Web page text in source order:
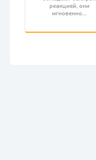
реакцией, они
мгновенно…